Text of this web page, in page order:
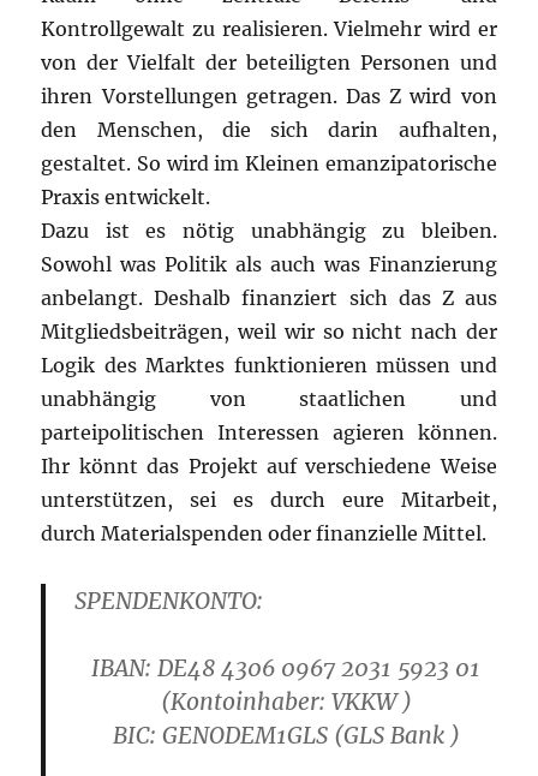
Kontrollgewalt zu realisieren. Vielmehr wird er
von der Vielfalt der beteiligten Personen und
ihren Vorstellungen getragen. Das Z wird von
den Menschen, die sich darin aufhalten,
gestaltet. So wird im Kleinen emanzipatorische
Praxis entwickelt.
Dazu ist es nötig unabhängig zu bleiben.
Sowohl was Politik als auch was Finanzierung
anbelangt. Deshalb finanziert sich das Z aus
Mitgliedsbeiträgen, weil wir so nicht nach der
Logik des Marktes funktionieren müssen und
unabhängig von staatlichen und
parteipolitischen Interessen agieren können.
Ihr könnt das Projekt auf verschiedene Weise
unterstützen, sei es durch eure Mitarbeit,
durch Materialspenden oder finanzielle Mittel.
SPENDENKONTO:
IBAN: DE48 4306 0967 2031 5923 01
(Kontoinhaber: VKKW )
BIC: GENODEM1GLS(GLS Bank )